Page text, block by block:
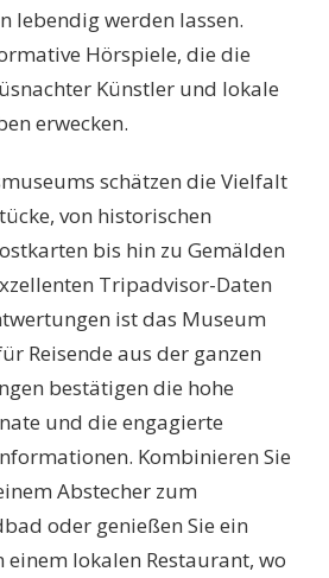
lebendig werden lassen.
Hörspiele, die die
Künstler und lokale
erwecken.
schätzen die Vielfalt
von historischen
bis hin zu Gemälden
Tripadvisor-Daten
ist das Museum
Reisende aus der ganzen
bestätigen die hohe
und die engagierte
Kombinieren Sie
Abstecher zum
oder genießen Sie ein
einem lokalen Restaurant, wo